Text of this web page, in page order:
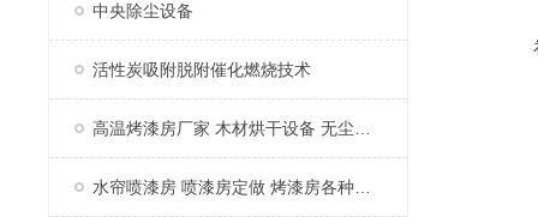
中央除尘设备
活性炭吸附脱附催化燃烧技术